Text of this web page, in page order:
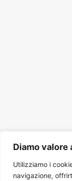
Diamo valore
Utilizziamo i
navigazione,